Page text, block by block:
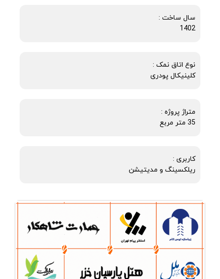
سال ساخت :
1402
نوع اتاق نمک :
کلینیکال پودری
متراژ پروژه :
35 متر مربع
کاربری :
ریلکسینگ و مدیتیشن